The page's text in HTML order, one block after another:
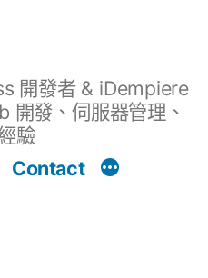
開發者 & iDempiere
開發、伺服器管理、
驗
Contact